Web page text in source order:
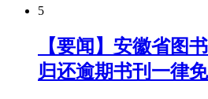
5
【要闻】安徽省图
归还逾期书刊一律